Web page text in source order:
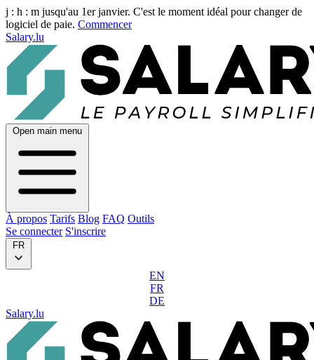
j : h : m jusqu'au 1er janvier. C'est le moment idéal pour changer de
logiciel de paie. Commencer
Salary.lu
Open main menu
À propos Tarifs Blog FAQ Outils
Se connecter S'inscrire
FR
EN
FR
DE
Salary.lu